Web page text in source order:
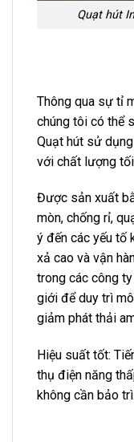
Quạt hút
Thông qua sự tỉ
chúng tôi có thể
Quạt hút sử
với chất lượng
Được sản xuất
mòn, chống rỉ,
ý đến các yếu tố
xả cao và vận
trong các công
giới để duy trì
giảm phát thải
Hiệu suất tốt:
thụ điện năng
không cần bảo trì.